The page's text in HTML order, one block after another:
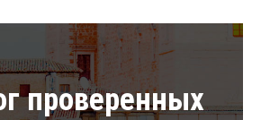
проверенных